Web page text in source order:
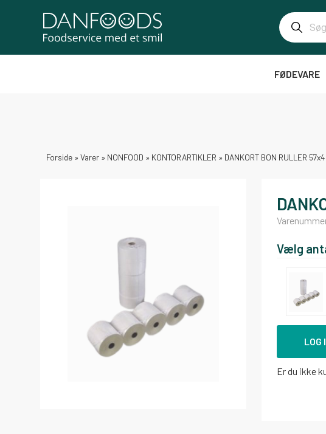
FØDEVARE
Forside » Varer » NONFOOD » KONTORARTIKLER » DANKORT BON RULLER
Vælg
LOG
Er du ikke